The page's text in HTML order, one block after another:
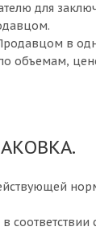
для
в
объемам,